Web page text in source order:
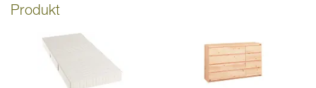
Produkt